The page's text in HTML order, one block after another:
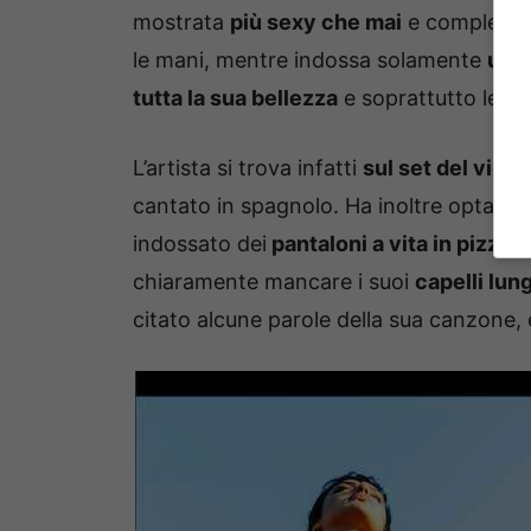
mostrata più sexy che mai e
le mani, mentre indossa solamente un
tutta la sua bellezza e soprattutto le sue
L’artista si trova infatti sul set del
cantato in spagnolo. Ha inoltre optato –
indossato dei pantaloni a vita in pizzo
chiaramente mancare i suoi capelli
citato alcune parole della sua